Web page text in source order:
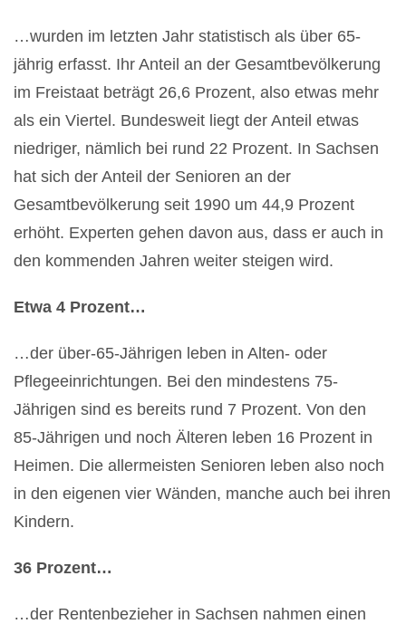
…wurden im letzten Jahr statistisch als über 65-
jährig erfasst. Ihr Anteil an der Gesamtbevölkerung
im Freistaat beträgt 26,6 Prozent, also etwas mehr
als ein Viertel. Bundesweit liegt der Anteil etwas
niedriger, nämlich bei rund 22 Prozent. In Sachsen
hat sich der Anteil der Senioren an der
Gesamtbevölkerung seit 1990 um 44,9 Prozent
erhöht. Experten gehen davon aus, dass er auch in
den kommenden Jahren weiter steigen wird.
Etwa 4 Prozent…
…der über-65-Jährigen leben in Alten- oder
Pflegeeinrichtungen. Bei den mindestens 75-
Jährigen sind es bereits rund 7 Prozent. Von den
85-Jährigen und noch Älteren leben 16 Prozent in
Heimen. Die allermeisten Senioren leben also noch
in den eigenen vier Wänden, manche auch bei ihren
Kindern.
36 Prozent…
…der Rentenbezieher in Sachsen nahmen einen